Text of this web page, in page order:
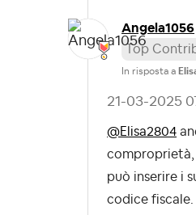
Angela1056
Top
In risposta a
‎21-03-2025
@Elisa2804
può inserire i
codice fiscale.